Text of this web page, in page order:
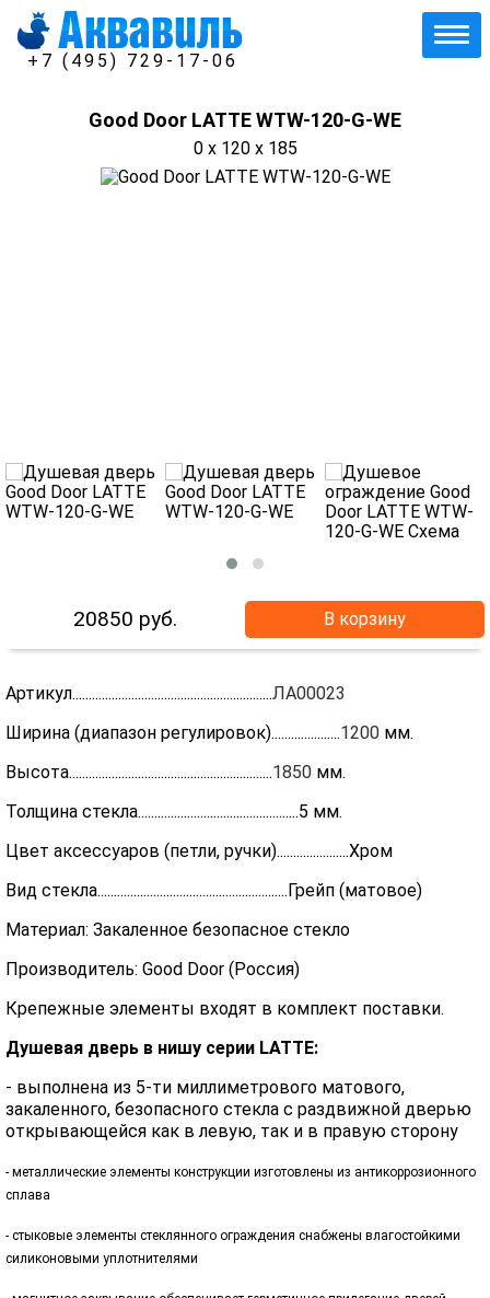
+7 (495) 729-17-06
Good Door LATTE WTW-120-G-WE
0 x 120 x 185
20850 руб. В корзину
Артикул.............................................................ЛА00023
Ширина (диапазон регулировок).....................1200 мм.
Высота..............................................................1850 мм.
Толщина стекла.................................................5 мм.
Цвет аксессуаров (петли, ручки)......................Хром
Вид стекла..........................................................Грейп (матовое)
Материал: Закаленное безопасное стекло
Производитель: Good Door (Россия)
Крепежные элементы входят в комплект поставки.
Душевая дверь в нишу серии LATTE:
- выполнена из 5-ти миллиметрового матового,
закаленного, безопасного стекла с раздвижной дверью
открывающейся как в левую, так и в правую сторону
- металлические элементы конструкции изготовлены из антикоррозионного
сплава
- стыковые элементы стеклянного ограждения снабжены влагостойкими
силиконовыми уплотнителями